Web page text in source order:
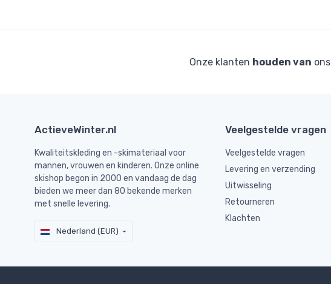
Onze klanten houden van ons
ActieveWinter.nl
Kwaliteitskleding en -skimateriaal voor
mannen, vrouwen en kinderen. Onze online
skishop begon in 2000 en vandaag de dag
bieden we meer dan 80 bekende merken
met snelle levering.
Nederland (EUR)
Veelgestelde vragen
Veelgestelde vragen
Levering en verzending
Uitwisseling
Retourneren
Klachten